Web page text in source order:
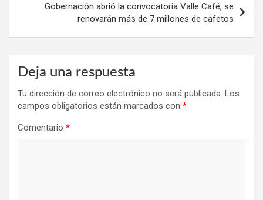
Gobernación abrió la convocatoria Valle Café, se
renovarán más de 7 millones de cafetos
Deja una respuesta
Tu dirección de correo electrónico no será publicada. Los
campos obligatorios están marcados con *
Comentario *